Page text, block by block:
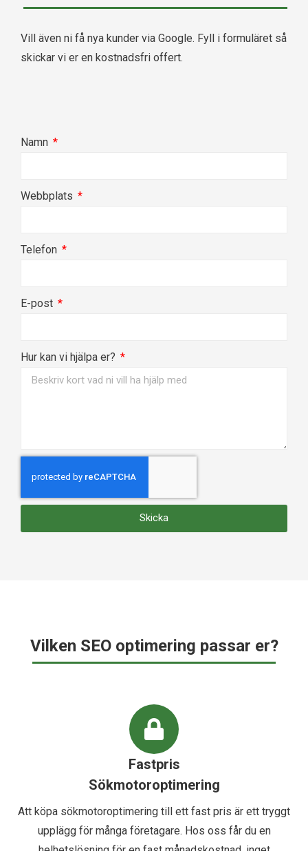
Vill även ni få nya kunder via Google. Fyll i formuläret så
skickar vi er en kostnadsfri offert.
Namn
Webbplats
Telefon
E-post
Hur kan vi hjälpa er?
Skicka
Vilken SEO optimering passar er?
Fastpris
Sökmotoroptimering
Att köpa sökmotoroptimering till ett fast pris är ett tryggt
upplägg för många företagare. Hos oss får du en